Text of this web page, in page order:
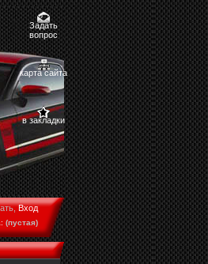
Задать
вопрос
карта сайта
в закладки
Вход
(пустая)